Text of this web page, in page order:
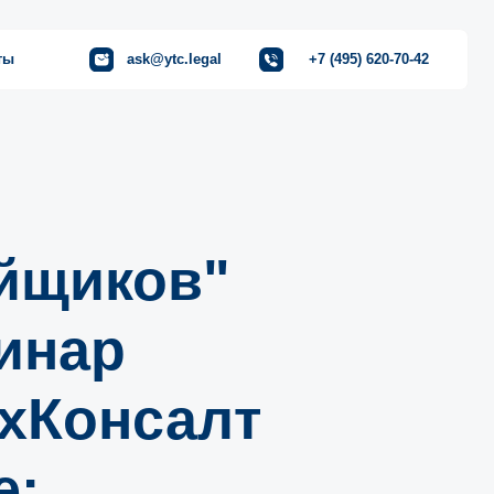
ask@ytc.legal +7 (495) 620-70-42